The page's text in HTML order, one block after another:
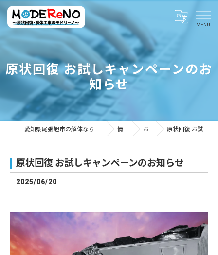
原状回復 お試しキャンペーンのお
知らせ
愛知県尾張旭市の解体ならMODEReNO ～原状回復・解体工事のモドリーノ～ 情報ブログ お知らせ 原状回復 お試しキャンペーンのお知らせ
原状回復 お試しキャンペーンのお知らせ
2025/06/20